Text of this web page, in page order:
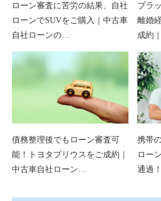
ローン審査に苦労の結果、自社
ローンでSUVをご購入｜中古車
自社ローンの…
ブラ
離婚
成約
債務整理後でもローン審査可
能！トヨタプリウスをご成約｜
中古車自社ローン…
携帯
ロー
通過